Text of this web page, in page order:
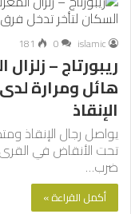
islamic
0
181
ريبورتاج –
هائل ومرارة
الإنقاذ
يواصل رجال الإنقاذ
تحت الأنقاض في القرى
ضرب…
أكمل القراءة »